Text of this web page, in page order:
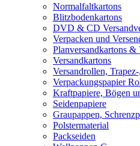
Normalfaltkartons
Blitzbodenkartons
DVD & CD
Verpacken und
Planversandkartons &
Versandkartons
Versandrollen,
Verpackungspapier
Kraftpapiere, Bögen
Seidenpapiere
Graupappen,
Polstermaterial
Packseiden